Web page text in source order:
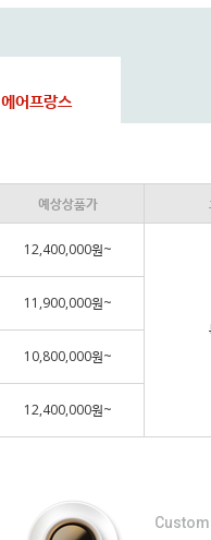
에어프랑스
예상상품가
12,400,000원~
11,900,000원~
10,800,000원~
12,400,000원~